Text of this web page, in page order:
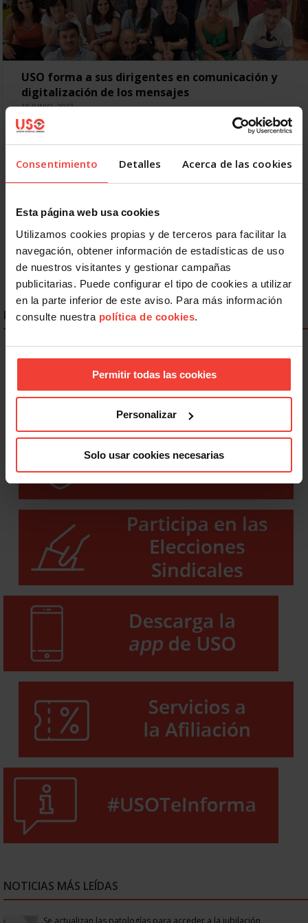
Consentimiento Detalles Acerca de las cookies
Esta página web usa cookies
Utilizamos cookies propias y de terceros para facilitar la
navegación, obtener información de estadísticas de uso
de nuestros visitantes y gestionar campañas
publicitarias. Puede configurar el tipo de cookies a utilizar
en la parte inferior de este aviso. Para más información
consulte nuestra política de cookies.
Permitir todas las cookies
Personalizar
Solo usar cookies necesarias
USO forma a sus dirigentes en comunicación y
digitalización de los mensajes
15 JUNIO, 2022
18 responsables de las áreas de Comunicación y Juventud
de diferentes territorios y federaciones profesionales se
celebrado…
Anterior 1 2 3
Siguiente
Último »
ENLACES DESTACADOS
NOTICIAS MÁS LEÍDAS
Se actualizan las patologías para acceder a la jubilación